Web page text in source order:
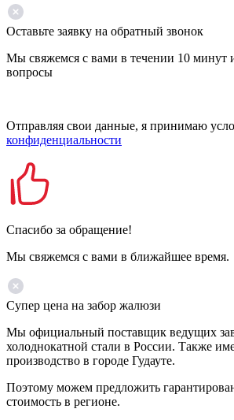
Оставьте заявку на обратный звонок
Мы свяжемся с вами в течении 10 минут
вопросы
Отправляя свои данные, я принимаю
конфиденциальности
Спасибо за обращение!
Мы свяжемся с вами в ближайшее время.
Супер цена на забор жалюзи
Мы официальный поставщик ведущих
холоднокатной стали в России. Также
производство в городе Гудауте.
Поэтому можем предложить
стоимость в регионе.